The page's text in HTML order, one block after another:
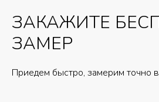
ЗАКАЖИТЕ
ЗАМЕР
Приедем быстро, замерим точно